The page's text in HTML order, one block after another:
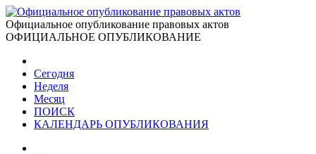
Официальное опубликование правовых актов
ОФИЦИАЛЬНОЕ ОПУБЛИКОВАНИЕ
Сегодня
Неделя
Месяц
ПОИСК
КАЛЕНДАРЬ ОПУБЛИКОВАНИЯ